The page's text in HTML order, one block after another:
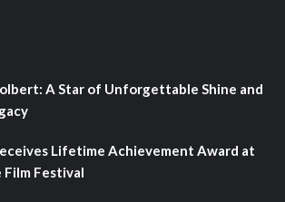
A Star of Unforgettable Shine and
Lifetime Achievement Award at
Film Festival